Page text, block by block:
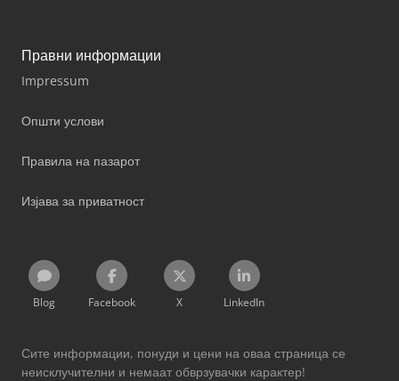
Правни информации
Impressum
Општи услови
Правила на пазарот
Изјава за приватност
Blog Facebook X LinkedIn
Сите информации, понуди и цени на оваа страница се
неисклучителни и немаат обврзувачки карактер!